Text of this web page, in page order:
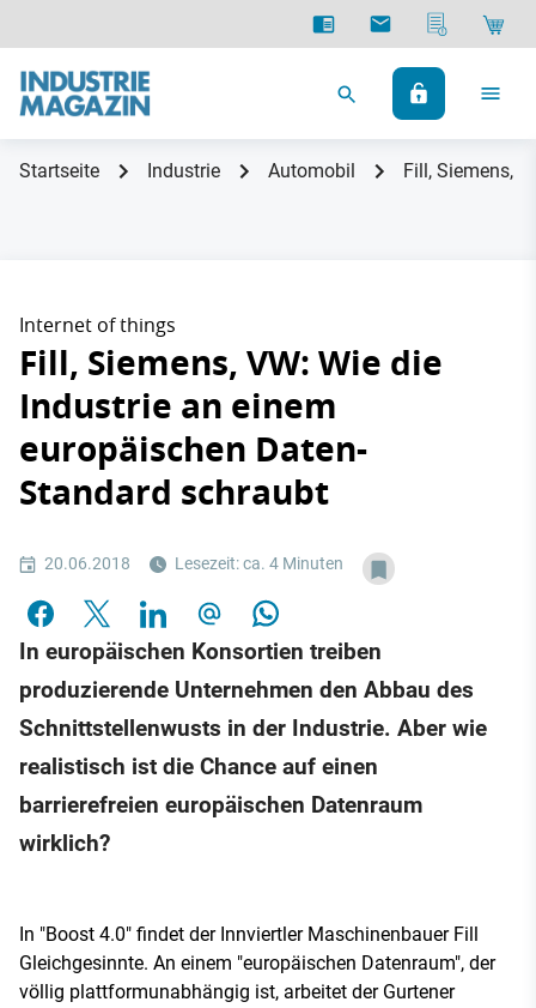
Startseite Industrie Automobil Fill, Siemens,
Internet of things
Fill, Siemens, VW: Wie die
Industrie an einem
europäischen Daten-
Standard schraubt
20.06.2018 Lesezeit: ca. 4 Minuten
In europäischen Konsortien treiben
produzierende Unternehmen den Abbau des
Schnittstellenwusts in der Industrie. Aber wie
realistisch ist die Chance auf einen
barrierefreien europäischen Datenraum
wirklich?
In "Boost 4.0" findet der Innviertler Maschinenbauer Fill
Gleichgesinnte. An einem "europäischen Datenraum", der
völlig plattformunabhängig ist, arbeitet der Gurtener